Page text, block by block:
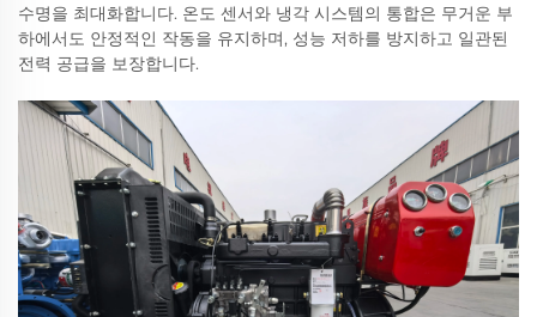
수명을 최대화합니다. 온도 센서와 냉각 시스템의 통합은 무거운 부
하에서도 안정적인 작동을 유지하며, 성능 저하를 방지하고 일관된
전력 공급을 보장합니다.